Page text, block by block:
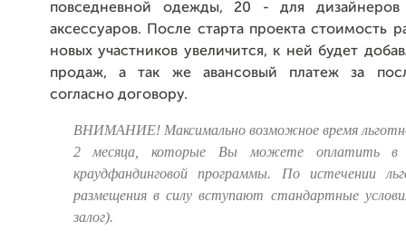
повседневной одежды, 20 - для
аксессуаров. После старта проекта стоимость
новых участников увеличится, к ней будет
продаж, а так же авансовый платеж за
согласно договору.
ВНИМАНИЕ! Максимально возможное время
2 месяца, которые Вы можете оплатить в
краудфандинговой программы. По истечении
размещения в силу вступают стандартные
залог).